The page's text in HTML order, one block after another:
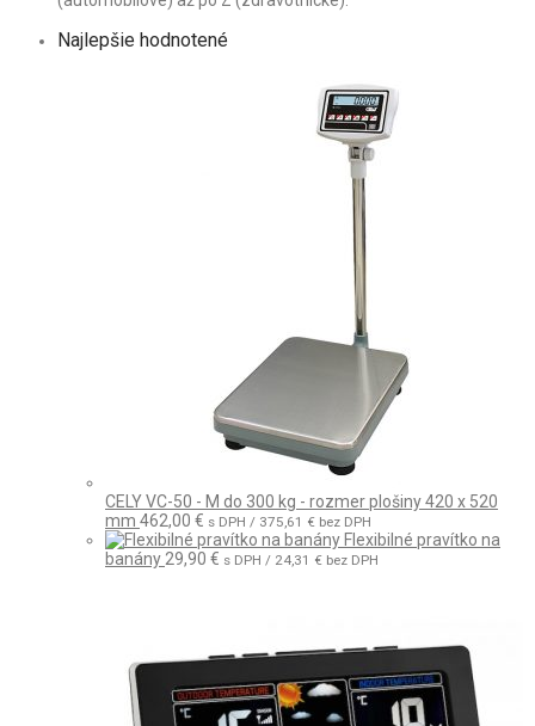
Najlepšie hodnotené
CELY VC-50 - M do 300 kg - rozmer plošiny 420 x 520
mm 462,00 € s DPH / 375,61 € bez DPH
Flexibilné pravítko na
banány29,90 € s DPH / 24,31 € bez DPH